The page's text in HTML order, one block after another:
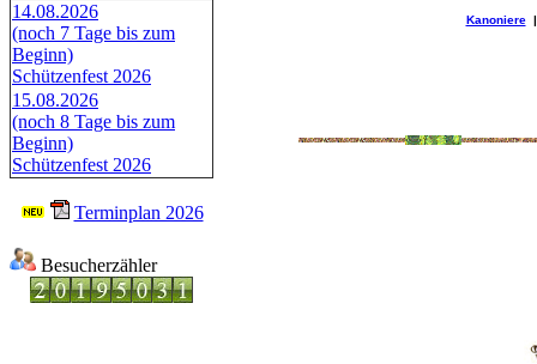
14.08.2026
(noch 7 Tage bis zum
Beginn)
Schützenfest 2026
15.08.2026
(noch 8 Tage bis zum
Beginn)
Schützenfest 2026
Terminplan 2026
Besucherzähler
Kanoniere